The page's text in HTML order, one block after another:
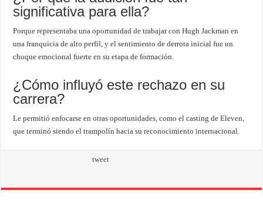
significativa para ella?
Porque representaba una oportunidad de trabajar con Hugh Jackman en
una franquicia de alto perfil, y el sentimiento de derrota inicial fue un
choque emocional fuerte en su etapa de formación.
¿Cómo influyó este rechazo en su
carrera?
Le permitió enfocarse en otras oportunidades, como el casting de Eleven,
que terminó siendo el trampolín hacia su reconocimiento internacional.
tweet